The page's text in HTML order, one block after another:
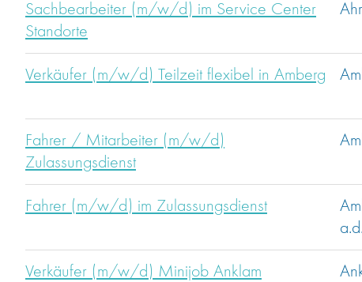
Sachbearbeiter (m/w/d) im Service Center
Standorte
Verkäufer (m/w/d) Teilzeit flexibel in Amberg
Fahrer / Mitarbeiter (m/w/d)
Zulassungsdienst
Fahrer (m/w/d) im Zulassungsdienst
Verkäufer (m/w/d) Minijob Anklam